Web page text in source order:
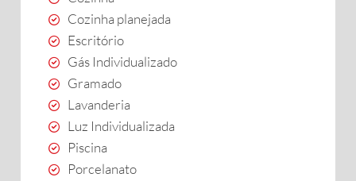
Cozinha planejada
Escritório
Gás Individualizado
Gramado
Lavanderia
Luz Individualizada
Piscina
Porcelanato